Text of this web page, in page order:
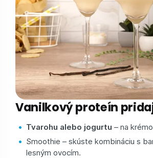
Vanilkový proteín
Tvarohu alebo jogurtu – na
Smoothie – skúste kombináciu s
lesným ovocím.